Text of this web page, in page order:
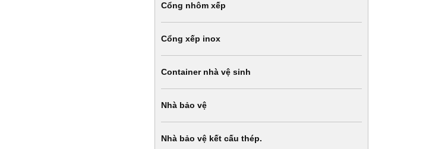
Cổng nhôm xếp
Cổng xếp inox
Container nhà vệ sinh
Nhà bảo vệ
Nhà bảo vệ kết cấu thép.